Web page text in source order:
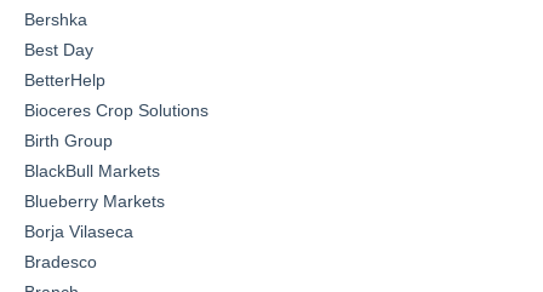
Bershka
Best Day
BetterHelp
Bioceres Crop Solutions
Birth Group
BlackBull Markets
Blueberry Markets
Borja Vilaseca
Bradesco